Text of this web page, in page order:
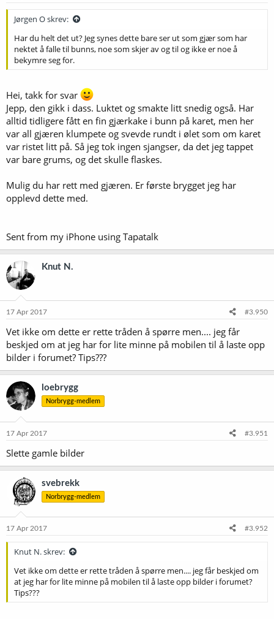
Jørgen O skrev:
Har du helt det ut? Jeg synes dette bare ser ut som gjær som har
nektet å falle til bunns, noe som skjer av og til og ikke er noe å
bekymre seg for.
Hei, takk for svar
Jepp, den gikk i dass. Luktet og smakte litt snedig også. Har
alltid tidligere fått en fin gjærkake i bunn på karet, men her
var all gjæren klumpete og svevde rundt i ølet som om karet
var ristet litt på. Så jeg tok ingen sjangser, da det jeg tappet
var bare grums, og det skulle flaskes.
Mulig du har rett med gjæren. Er første brygget jeg har
opplevd dette med.
Sent from my iPhone using Tapatalk
Knut N.
17 Apr 2017 #3.950
Vet ikke om dette er rette tråden å spørre men.... jeg får
beskjed om at jeg har for lite minne på mobilen til å laste opp
bilder i forumet? Tips???
loebrygg
Norbrygg-medlem
17 Apr 2017 #3.951
Slette gamle bilder
svebrekk
Norbrygg-medlem
17 Apr 2017 #3.952
Knut N. skrev:
Vet ikke om dette er rette tråden å spørre men.... jeg får beskjed om
at jeg har for lite minne på mobilen til å laste opp bilder i forumet?
Tips???